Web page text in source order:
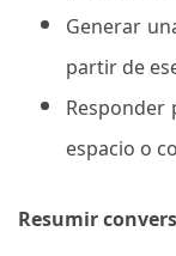
Generar
partir de
Responder
espacio o
Resumir